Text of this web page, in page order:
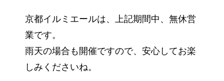
京都イルミエールは、上記期間中、無休営
業です。
雨天の場合も開催ですので、安心してお楽
しみくださいね。